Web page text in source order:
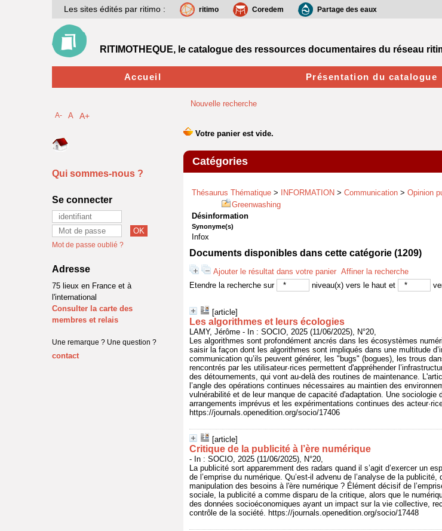
Nouvelle recherche
Catégories
Thésaurus Thématique > INFORMATION > Communication > Opinion
Greenwashing
Désinformation
Synonyme(s)
Infox
Documents disponibles dans cette catégorie (1209)
Ajouter le résultat dans votre panier Affiner la recherche
Etendre la recherche sur
niveau(x) vers le haut et
[article]
Les algorithmes et leurs écologies
LAMY, Jérôme - In : SOCIO, 2025 (11/06/2025), N°20,
Les algorithmes sont profondément ancrés dans les écosystèmes
saisir la façon dont les algorithmes sont impliqués dans une multitude
communication qu’ils peuvent générer, les "bugs" (bogues), les trous
rencontrés par les utilisateur·rices permettent d'appréhender
des détournements, qui vont au-delà des routines de maintenance.
l’angle des opérations continues nécessaires au maintien des
vulnérabilité et de leur manque de capacité d'adaptation. Une sociologie
arrangements imprévus et les expérimentations continues des
https://journals.openedition.org/socio/17406
[article]
Critique de la publicité à l’ère numérique
- In : SOCIO, 2025 (11/06/2025), N°20,
La publicité sort apparemment des radars quand il s’agit d’exercer un
de l’emprise du numérique. Qu’est-il advenu de l’analyse de la
manipulation des besoins à l'ère numérique ? Élément décisif de
sociale, la publicité a comme disparu de la critique, alors que le
des données socioéconomiques ayant un impact sur la vie collective,
contrôle de la société. https://journals.openedition.org/socio/17448
Les sites édités par ritimo : ritimo Coredem Partage des eaux
RITIMOTHEQUE, le catalogue des ressources documentaires du réseau
Accueil Présentation du catalogue
A- A A+
Qui sommes-nous ?
Se connecter
Mot de passe oublié ?
Adresse
75 lieux en France et à
l'international
Consulter la carte des
membres et relais
Une remarque ? Une question ?
contact